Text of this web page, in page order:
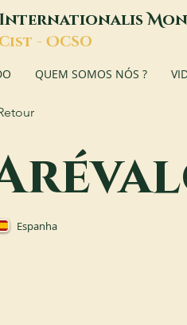
nternationalisM
Cist - OCSO
QUEM SOMOS NÓS ?
Espanha